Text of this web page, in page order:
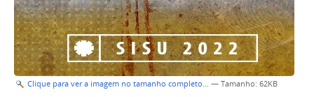
Clique para ver a imagem no tamanho completo… — Tamanho: 62KB